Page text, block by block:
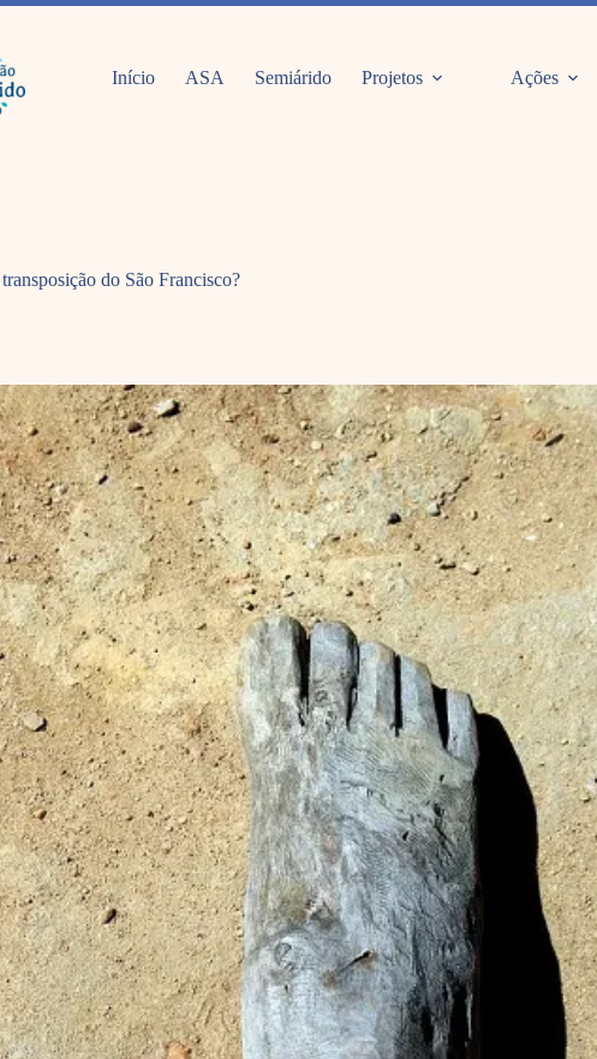
Início ASA Semiárido Projetos Ações
do São Francisco?